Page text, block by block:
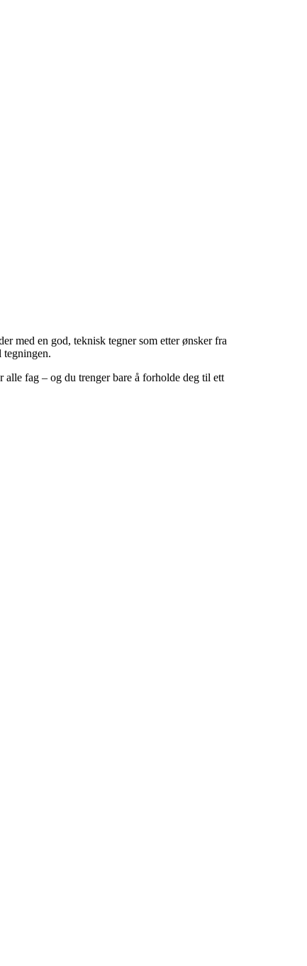
med en god, teknisk tegner som etter ønsker fra
fag – og du trenger bare å forholde deg til ett